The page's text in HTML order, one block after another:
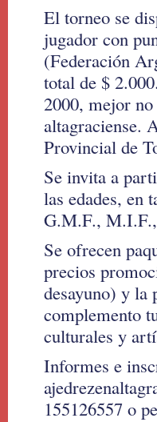
El torneo se
jugador con
(Federación
total de $
2000, mejor
altagraciense.
Provincial de
Se invita a
las edades, en
G.M.F.,
Se ofrecen
precios
desayuno) y la
complemento
culturales y
Informes e
155126557 o